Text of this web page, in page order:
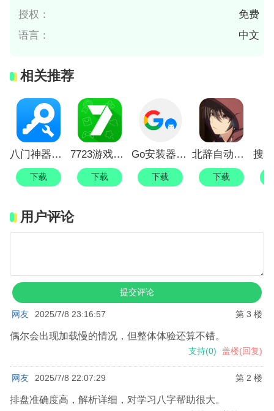
授权：
免费
语言：
中文
相关推荐
八门神器游戏盒子
下载
7723游戏盒安装
下载
Go安装器(安装谷歌三件套)
下载
北辞自动连点器
下载
用户评论
第 3 楼
网友 2025/7/8 23:16:57
偶尔会出现加载慢的情况，但整体体验还算不错。
支持(0) 盖楼(回复)
第 2 楼
网友 2025/7/8 22:07:29
排盘准确度高，解析详细，对学习八字帮助很大。